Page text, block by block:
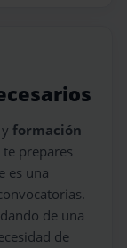
y formación
prepares
es una
de una
de